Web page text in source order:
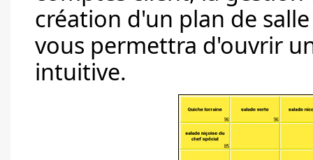
création d'un plan de
vous permettra d'ouvrir
intuitive.